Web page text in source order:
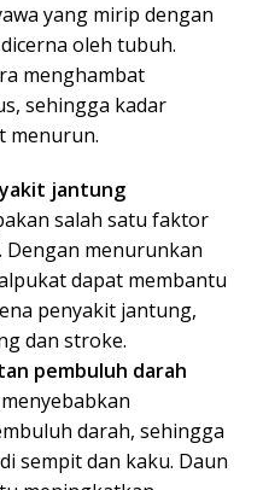
yang mirip dengan
oleh tubuh.
menghambat
sehingga kadar
menurun.
jantung
salah satu faktor
menurunkan
dapat membantu
penyakit jantung,
dan stroke.
pembuluh darah
darah, sehingga
sempit dan kaku. Daun